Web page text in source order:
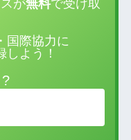
が無料で受け取
国際協力に
よう！